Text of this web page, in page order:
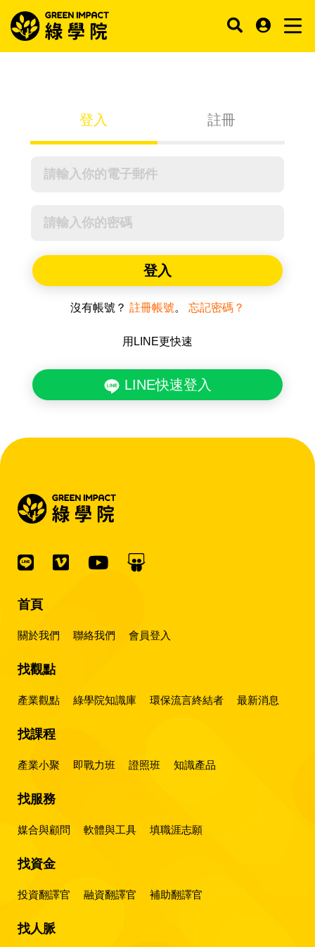
登入 註冊
登入
沒有帳號？ 註冊帳號。 忘記密碼？
用LINE更快速
LINE快速登入
首頁
關於我們 聯絡我們 會員登入
找觀點
產業觀點 綠學院知識庫 環保流言終結者 最新消息
找課程
產業小聚 即戰力班 證照班 知識產品
找服務
媒合與顧問 軟體與工具 填職涯志願
找資金
投資翻譯官 融資翻譯官 補助翻譯官
找人脈